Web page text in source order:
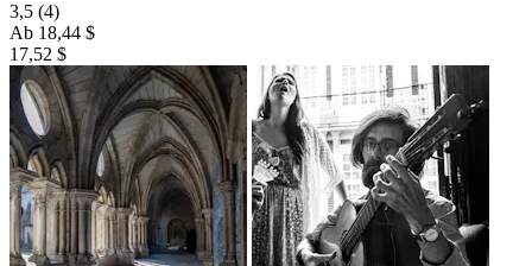
3,5 (4)
Ab 18,44 $
17,52 $